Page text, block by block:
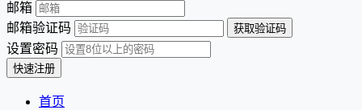
邮箱
邮箱验证码
设置密码
首页